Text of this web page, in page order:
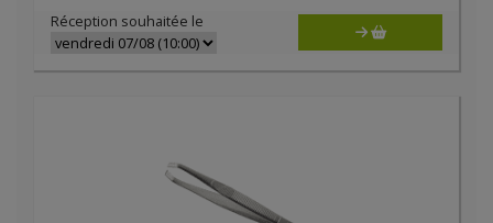
Réception souhaitée le